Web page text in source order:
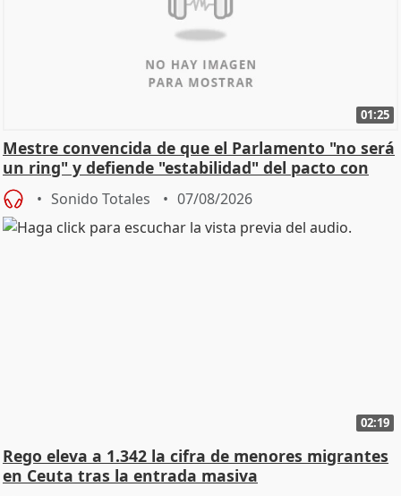
01:25
Mestre convencida de que el Parlamento "no será
un ring" y defiende "estabilidad" del pacto con
Vox
Sonido Totales 07/08/2026
02:19
Rego eleva a 1.342 la cifra de menores migrantes
en Ceuta tras la entrada masiva